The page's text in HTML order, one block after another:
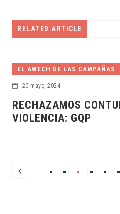
RELATED ARTICLE
LA
EL AWECH DE LAS
17 mayo, 2024
HAY FAMILIAS
MEJORES